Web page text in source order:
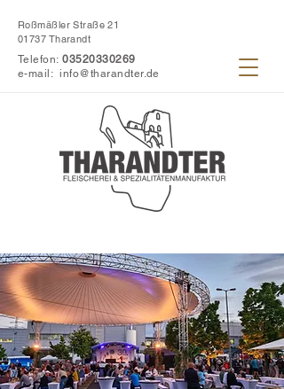
Roßmäßler Straße 21
01737 Tharandt
Telefon: 03520330269
e-mail:info@tharandter.de